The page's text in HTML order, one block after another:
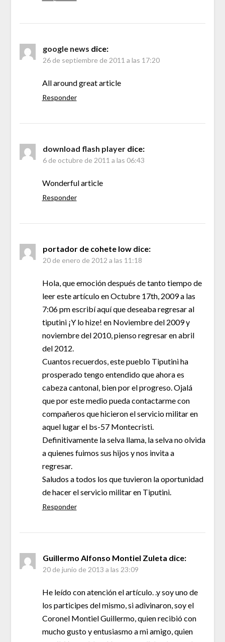
google news dice:
26 de septiembre de 2011 a las 17:20
All around great article
Responder
download flash player dice:
6 de octubre de 2011 a las 06:43
Wonderful article
Responder
portador de cohete low dice:
20 de enero de 2012 a las 11:18
Hola, que emoción después de tanto tiempo de
leer este artículo en Octubre 17th, 2009 a las
7:06 pm escribí aquí que deseaba regresar al
tiputini ¡Y lo hize! en Noviembre del 2009 y
noviembre del 2010, pienso regresar en abril
del 2012.
Cuantos recuerdos, este pueblo Tiputini ha
prosperado tengo entendido que ahora es
cabeza cantonal, bien por el progreso. Ojalá
que por este medio pueda contactarme con
compañeros que hicieron el servicio militar en
aquel lugar el bs-57 Montecristi.
Definitivamente la selva llama, la selva no olvida
a quienes fuimos sus hijos y nos invita a
regresar.
Saludos a todos los que tuvieron la oportunidad
de hacer el servicio militar en Tiputini.
Responder
Guillermo Alfonso Montiel Zuleta dice:
20 de junio de 2013 a las 23:09
He leído con atención el artículo. .y soy uno de
los participes del mismo, si adivinaron, soy el
Coronel Montiel Guillermo, quien recibió con
mucho gusto y entusiasmo a mi amigo, quien